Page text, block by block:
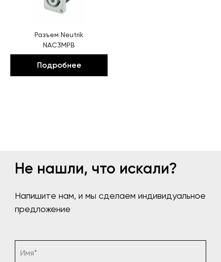
Разъем Neutrik
NAC3MPB
Подробнее
Не нашли, что искали?
Напишите нам, и мы сделаем индивидуальное
предложение